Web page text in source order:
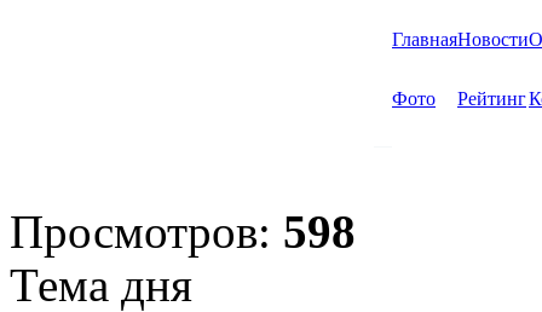
ГлавнаяНовости
Фото Рейтинг
Просмотров: 598
Тема дня